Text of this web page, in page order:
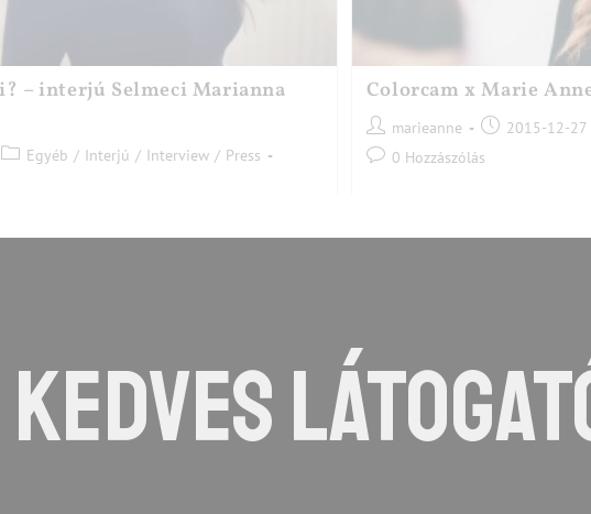
– interjú Selmeci Marianna
Egyéb / Interjú / Interview / Press
az izgalmas válaszokat. Szeretettel mutatjuk
- Az interjú kérdéseket Csintalan
Bevallom őszintén, hogy…
Colorcam x Marie
marieanne 2015-12-27
0 Hozzászólás
Fotók: COLORCAM/Farkas
Design- tól A tehetséges fiatal
KEDVES